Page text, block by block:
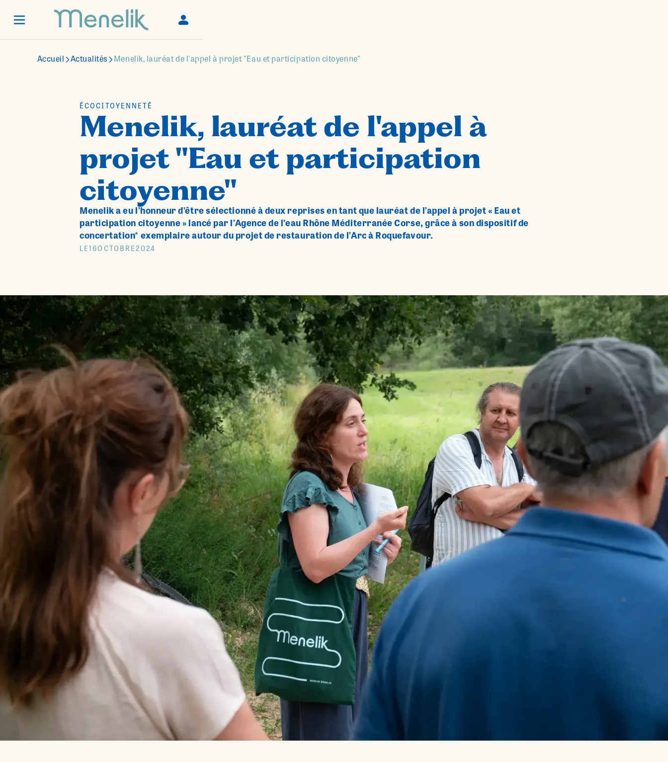
Accueil Actualités Menelik, lauréat de l'appel à projet "Eau et participation citoyenne"
ÉCOCITOYENNETÉ
Menelik, lauréat de l'appel à
projet "Eau et participation
citoyenne"
Menelik a eu l’honneur d’être sélectionné à deux reprises en tant que lauréat de l’appel à projet « Eau et
participation citoyenne » lancé par l’Agence de l’eau Rhône Méditerranée Corse, grâce à son dispositif de
concertation* exemplaire autour du projet de restauration de l’Arc à Roquefavour.
LE16OCTOBRE2024